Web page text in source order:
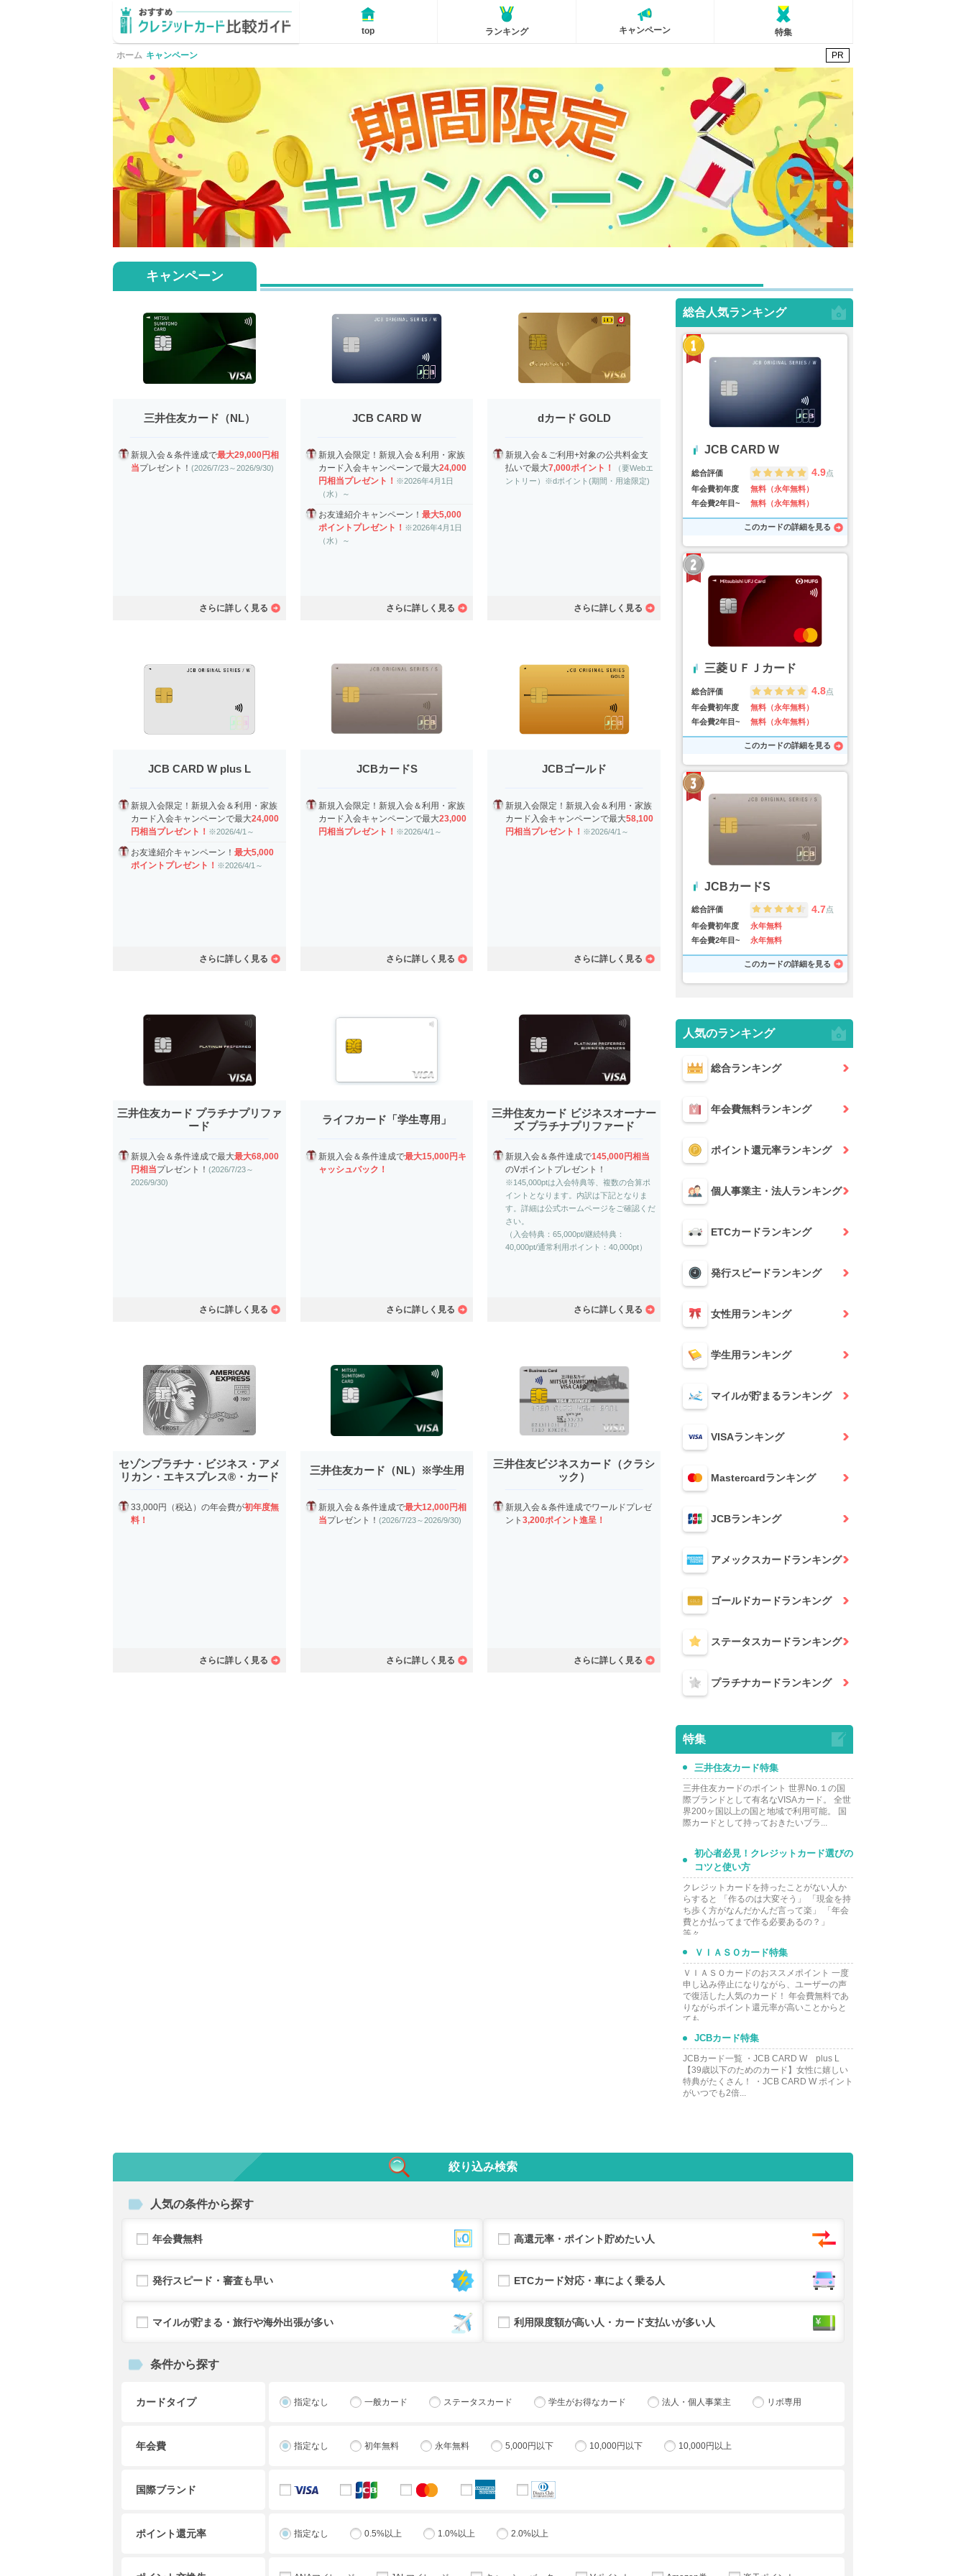
top ランキング キャンペーン 特集
ホーム キャンペーン PR
キャンペーン
三井住友カード（NL）
新規入会＆条件達成で最大29,000円相
当プレゼント！ (2026/7/23～2026/9/30)
さらに詳しく見る
JCB CARD W
新規入会限定！新規入会＆利用・家族
カード入会キャンペーンで最大24,000
円相当プレゼント！ ※2026年4月1日
（水）～
お友達紹介キャンペーン！ 最大5,000
ポイントプレゼント！ ※2026年4月1日
（水）～
さらに詳しく見る
dカード GOLD
新規入会＆ご利用+対象の公共料金支
払いで最大7,000ポイント！
（要Webエ
ントリー）※dポイント(期間・用途限定)
さらに詳しく見る
JCB CARD W plus L
新規入会限定！新規入会＆利用・家族
カード入会キャンペーンで最大24,000
円相当プレゼント！ ※2026/4/1～
お友達紹介キャンペーン！ 最大5,000
ポイントプレゼント！ ※2026/4/1～
さらに詳しく見る
JCBカードS
新規入会限定！新規入会＆利用・家族
カード入会キャンペーンで最大23,000
円相当プレゼント！ ※2026/4/1～
さらに詳しく見る
JCBゴールド
新規入会限定！新規入会＆利用・家族
カード入会キャンペーンで最大58,100
円相当プレゼント！ ※2026/4/1～
さらに詳しく見る
三井住友カード プラチナプリファ
ード
新規入会＆条件達成で最大最大68,000
円相当プレゼント！ (2026/7/23～
2026/9/30)
さらに詳しく見る
ライフカード「学生専用」
新規入会＆条件達成で最大15,000円キ
ャッシュバック！
さらに詳しく見る
三井住友カード ビジネスオーナー
ズ プラチナプリファード
新規入会＆条件達成で145,000円相当
のVポイントプレゼント！
※145,000ptは入会特典等、複数の合算ポ
イントとなります。内訳は下記となりま
す。詳細は公式ホームページをご確認くだ
さい。
（入会特典：65,000pt/継続特典：
40,000pt/通常利用ポイント：40,000pt）
さらに詳しく見る
セゾンプラチナ・ビジネス・アメ
リカン・エキスプレス®・カード
33,000円（税込）の年会費が初年度無
料！
さらに詳しく見る
三井住友カード（NL）※学生用
新規入会＆条件達成で最大12,000円相
当プレゼント！ (2026/7/23～2026/9/30)
さらに詳しく見る
三井住友ビジネスカード（クラシ
ック）
新規入会＆条件達成でワールドプレゼ
ント3,200ポイント進呈！
さらに詳しく見る
総合人気ランキング
JCB CARD W
総合評価 4.9点
年会費初年度
無料（永年無料）
年会費2年目~
無料（永年無料）
このカードの詳細を見る
三菱ＵＦＪカード
総合評価 4.8点
年会費初年度
無料（永年無料）
年会費2年目~
無料（永年無料）
このカードの詳細を見る
JCBカードS
総合評価 4.7点
年会費初年度
永年無料
年会費2年目~
永年無料
このカードの詳細を見る
人気のランキング
総合ランキング
年会費無料ランキング
ポイント還元率ランキング
個人事業主・法人ランキング
ETCカードランキング
発行スピードランキング
女性用ランキング
学生用ランキング
マイルが貯まるランキング
VISAランキング
Mastercardランキング
JCBランキング
アメックスカードランキング
ゴールドカードランキング
ステータスカードランキング
プラチナカードランキング
特集
三井住友カード特集
三井住友カードのポイント 世界No.１の国
際ブランドとして有名なVISAカード。 全世
界200ヶ国以上の国と地域で利用可能。 国
際カードとして持っておきたいブラ...
初心者必見！クレジットカード選びの
コツと使い方
クレジットカードを持ったことがない人か
らすると 「作るのは大変そう」 「現金を持
ち歩く方がなんだかんだ言って楽」 「年会
費とか払ってまで作る必要あるの？」
等々...
ＶＩＡＳＯカード特集
ＶＩＡＳＯカードのおススメポイント 一度
申し込み停止になりながら、ユーザーの声
で復活した人気のカード！ 年会費無料であ
りながらポイント還元率が高いことからと
ても...
JCBカード特集
JCBカード一覧 ・JCB CARD W plus L
【39歳以下のためのカード】女性に嬉しい
特典がたくさん！ ・JCB CARD W ポイント
がいつでも2倍...
絞り込み検索
人気の条件から探す
年会費無料 高還元率・ポイント貯めたい人
発行スピード・審査も早い ETCカード対応・車によく乗る人
マイルが貯まる・旅行や海外出張が多い 利用限度額が高い人・カード支払いが多い人
条件から探す
カードタイプ 指定なし 一般カード ステータスカード 学生がお得なカード 法人・個人事業主 リボ専用
年会費 指定なし 初年無料 永年無料 5,000円以下 10,000円以下 10,000円以上
国際ブランド
ポイント還元率 指定なし 0.5%以上 1.0%以上 2.0%以上